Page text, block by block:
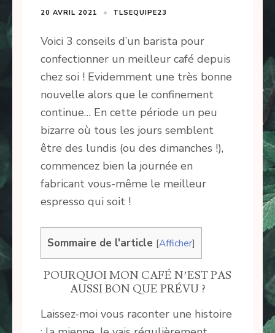
20 AVRIL 2021 TLSEQUIPE23
Voici 3 conseils d’un barista pour
confectionner un meilleur café depuis
chez soi ! Evidemment une très bonne
nouvelle alors que le confinement
continue… En cette période un peu
bizarre où tous les jours semblent
être des lundis (ou des dimanches !),
commencez bien la journée en
fabricant vous-même le meilleur
espresso qui soit !
Sommaire de l'article [Afficher]
POURQUOI MON CAFÉ N’EST PAS
AUSSI BON QUE PRÉVU ?
Laissez-moi vous raconter une histoire